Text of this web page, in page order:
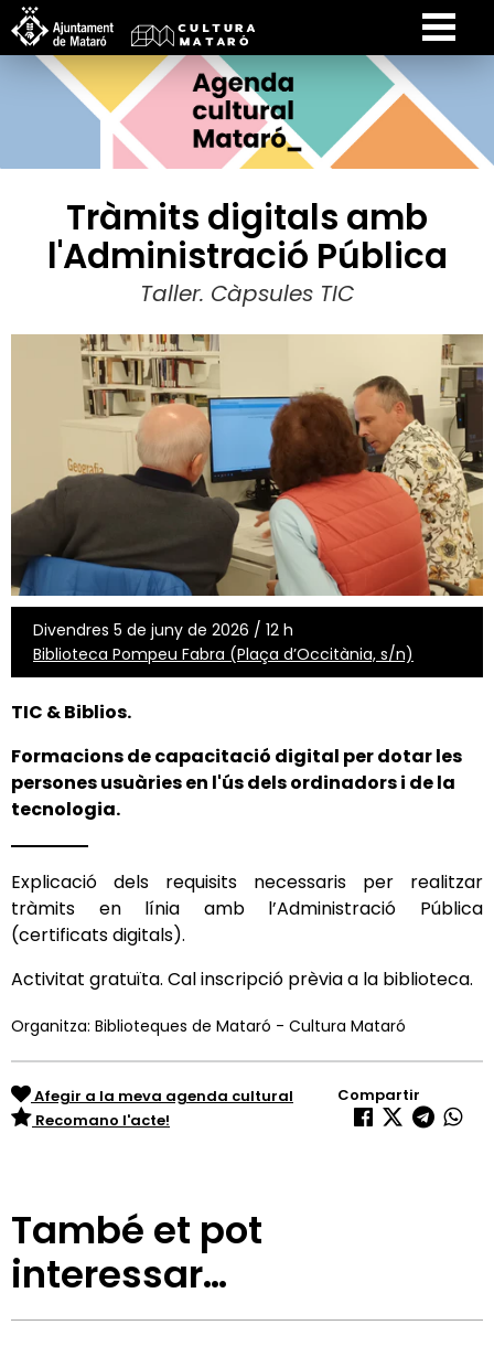
Tràmits digitals amb
l'Administració Pública
Taller. Càpsules TIC
Divendres 5 de juny de 2026 / 12 h
Biblioteca Pompeu Fabra (Plaça d’Occitània, s/n)
TIC & Biblios.
Formacions de capacitació digital per dotar les
persones usuàries en l'ús dels ordinadors i de la
tecnologia.
Explicació dels requisits necessaris per realitzar
tràmits en línia amb l’Administració Pública
(certificats digitals).
Activitat gratuïta. Cal inscripció prèvia a la biblioteca.
Organitza: Biblioteques de Mataró - Cultura Mataró
Afegir a la meva agenda cultural
Recomano l'acte!
Compartir
També et pot
interessar…